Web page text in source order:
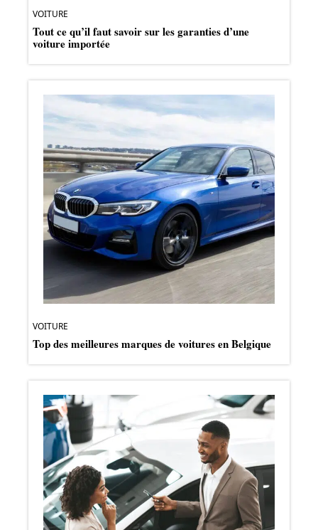
VOITURE
Tout ce qu’il faut savoir sur les garanties d’une
voiture importée
VOITURE
Top des meilleures marques de voitures en Belgique